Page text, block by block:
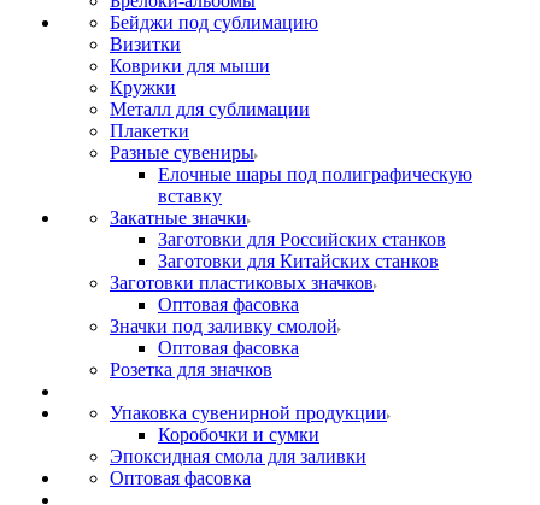
Бейджи под сублимацию
Визитки
Коврики для мыши
Кружки
Металл для сублимации
Плакетки
Разные сувениры
Елочные шары под полиграфическую
вставку
Закатные значки
Заготовки для Российских станков
Заготовки для Китайских станков
Заготовки пластиковых значков
Оптовая фасовка
Значки под заливку смолой
Оптовая фасовка
Розетка для значков
Упаковка сувенирной продукции
Коробочки и сумки
Эпоксидная смола для заливки
Оптовая фасовка